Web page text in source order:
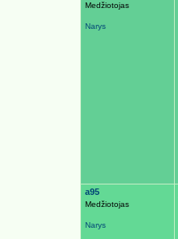
Medžiotojas
Narys
a95
Medžiotojas
Narys